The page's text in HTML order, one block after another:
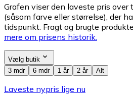
Grafen viser den laveste pris over
(såsom farve eller størrelse), der
tidspunkt. Fragt og brugte
mere om prisens historik.
Vælg butik
3 mdr
6 mdr 1 år 2 år Alt
Laveste nypris lige nu